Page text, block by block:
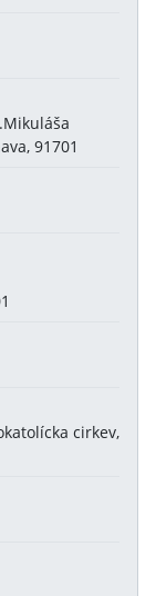
91701
cirkev,